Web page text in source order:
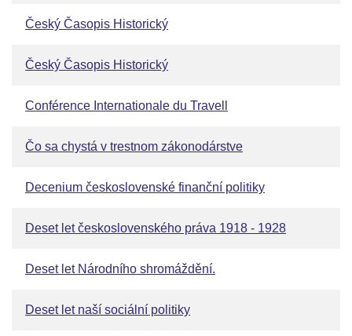
Český Časopis Historický
Český Časopis Historický
Conférence Internationale du Travell
Čo sa chystá v trestnom zákonodárstve
Decenium československé finanční politiky
Deset let československého práva 1918 - 1928
Deset let Národního shromáždění.
Deset let naší sociální politiky